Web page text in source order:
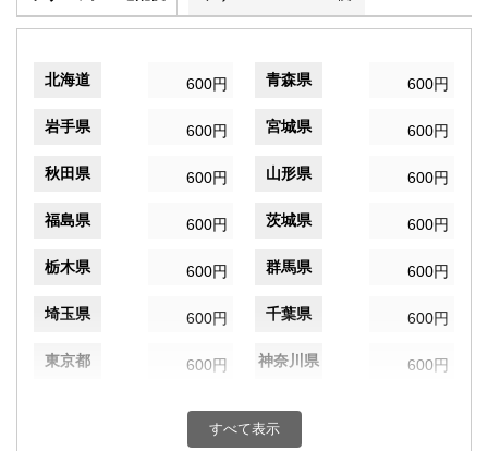
北海道 600円 青森県 600円
岩手県 600円 宮城県 600円
秋田県 600円 山形県 600円
福島県 600円 茨城県 600円
栃木県 600円 群馬県 600円
埼玉県 600円 千葉県 600円
東京都 600円 神奈川県 600円
600円 富山県
すべて表示